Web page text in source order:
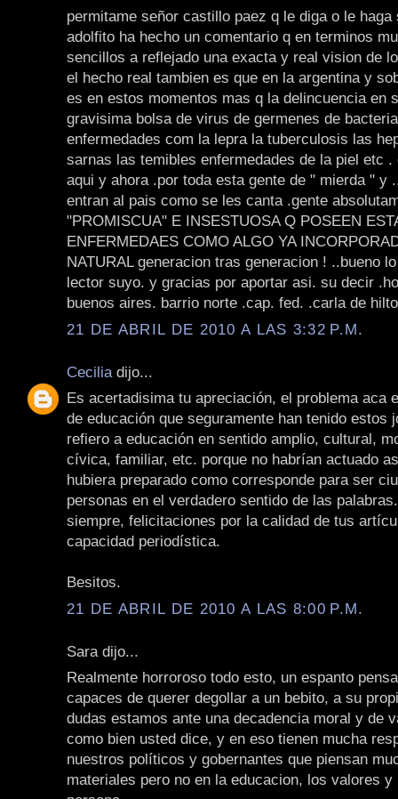
permitame señor castillo paez q le diga o le haga
adolfito ha hecho un comentario q en terminos
sencillos a reflejado una exacta y real vision de
el hecho real tambien es que en la argentina y
es en estos momentos mas q la delincuencia en
gravisima bolsa de virus de germenes de
enfermedades com la lepra la tuberculosis las
sarnas las temibles enfermedades de la piel etc .
aqui y ahora .por toda esta gente de " mierda " y
entran al pais como se les canta .gente
"PROMISCUA" E INSESTUOSA Q POSEEN
ENFERMEDAES COMO ALGO YA
NATURAL generacion tras generacion ! ..bueno
lector suyo. y gracias por aportar asi. su decir
buenos aires. barrio norte .cap. fed. .carla de
21 DE ABRIL DE 2010 A LAS 3:32 P.M.
Cecilia dijo...
Es acertadisima tu apreciación, el problema aca
de educación que seguramente han tenido estos
refiero a educación en sentido amplio, cultural,
cívica, familiar, etc. porque no habrían actuado
hubiera preparado como corresponde para ser
personas en el verdadero sentido de las
siempre, felicitaciones por la calidad de tus
capacidad periodística.
Besitos.
21 DE ABRIL DE 2010 A LAS 8:00 P.M.
Sara dijo...
Realmente horroroso todo esto, un espanto
capaces de querer degollar a un bebito, a su
dudas estamos ante una decadencia moral y de
como bien usted dice, y en eso tienen mucha
nuestros políticos y gobernantes que piensan
materiales pero no en la educacion, los valores y